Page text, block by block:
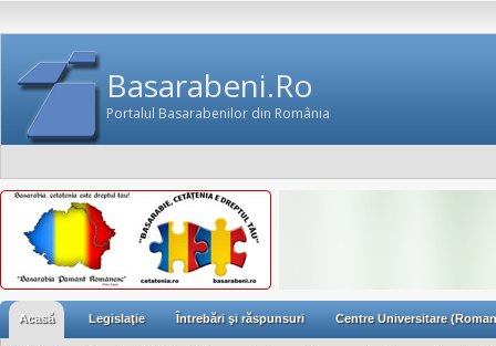
Basarabeni.Ro
Portalul Basarabenilor din România
Acasă Legislaţie Întrebări şi răspunsuri Centre Universitare